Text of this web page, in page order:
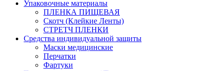
Упаковочные материалы
ПЛЕНКА ПИЩЕВАЯ
Скотч (Клейкие Ленты)
СТРЕТЧ ПЛЕНКИ
Средства индивидуальной защиты
Маски медицинские
Перчатки
Фартуки